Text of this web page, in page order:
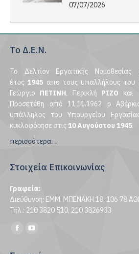
07/07/2026
Το Δ.Ε.Ν.
Το Δελτίον Εργατικής Νομοθεσίας
έτος1945 απο τους υπαλλήλους του
Γεώργιο ΠΕΤΙΝΗ, Περικλή ΡΙΖΟ και
Προσετέθη από 11.11.1962 ο
υπάλληλος του Υπουργείου
κυκλοφόρησε στις 10 Αυγούστου 1945.
περισσότερα…
Στοιχεία Επικοινωνίας
Γραφεία:
Διεύθυνση: ΕΜΜ. ΜΠΕΝΑΚΗ 18, 106 78
Τηλ.: 210 3820 510, 210 3826933
Find us on:
Facebook